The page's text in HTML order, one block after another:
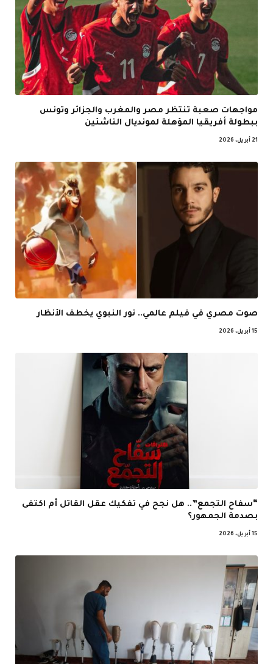
مواجهات صعبة تنتظر مصر والمغرب والجزائر وتونس
ببطولة أفريقيا المؤهلة لمونديال الناشئين
21 أبريل، 2026
صوت مصري في فيلم عالمي.. نور النبوي يخطف الأنظار
15 أبريل، 2026
“سفاح التجمع”.. هل نجح في تفكيك عقل القاتل أم اكتفى
بصدمة الجمهور؟
15 أبريل، 2026